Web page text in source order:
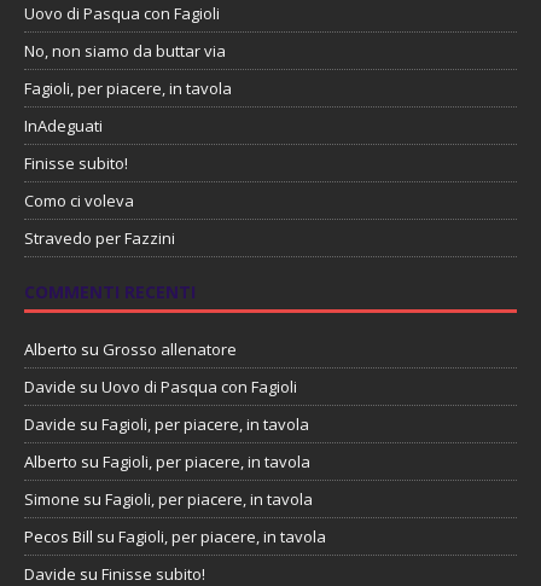
Uovo di Pasqua con Fagioli
No, non siamo da buttar via
Fagioli, per piacere, in tavola
InAdeguati
Finisse subito!
Como ci voleva
Stravedo per Fazzini
COMMENTI RECENTI
Alberto su Grosso allenatore
Davide su Uovo di Pasqua con Fagioli
Davide su Fagioli, per piacere, in tavola
Alberto su Fagioli, per piacere, in tavola
Simone su Fagioli, per piacere, in tavola
Pecos Bill su Fagioli, per piacere, in tavola
Davide su Finisse subito!